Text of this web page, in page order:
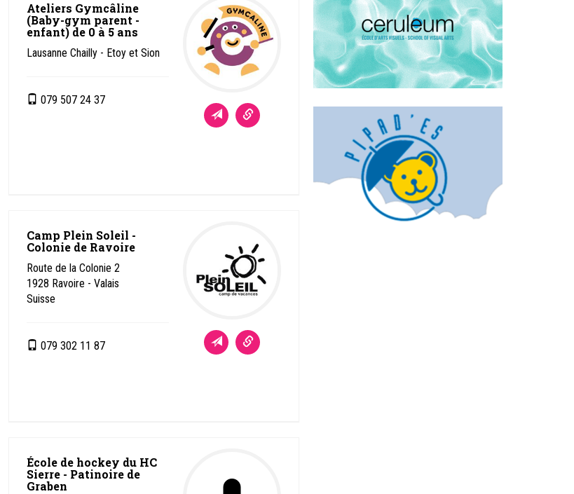
Ateliers Gymcâline
(Baby-gym parent -
enfant) de 0 à 5 ans
Lausanne Chailly - Etoy et Sion
079 507 24 37
Camp Plein Soleil -
Colonie de Ravoire
Route de la Colonie 2
1928 Ravoire - Valais
Suisse
079 302 11 87
École de hockey du HC
Sierre - Patinoire de
Graben